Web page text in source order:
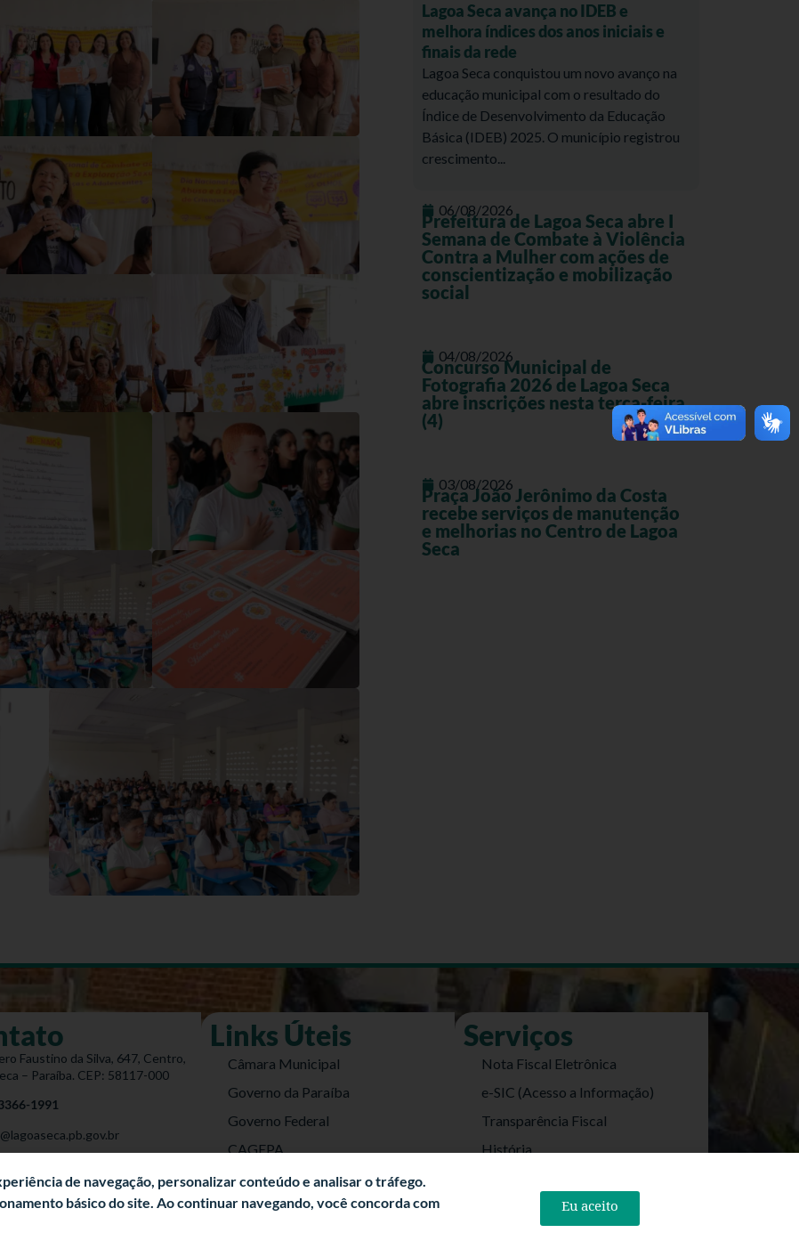
Lagoa Seca avança no IDEB e
melhora índices dos anos iniciais e
finais da rede
Lagoa Seca conquistou um novo avanço na
educação municipal com o resultado do
Índice de Desenvolvimento da Educação
Básica (IDEB) 2025. O município registrou
crescimento...
06/08/2026
Prefeitura de Lagoa Seca abre I
Semana de Combate à Violência
Contra a Mulher com ações de
conscientização e mobilização
social
04/08/2026
Concurso Municipal de
Fotografia 2026 de Lagoa Seca
abre inscrições nesta terça-feira
(4)
03/08/2026
Praça João Jerônimo da Costa
recebe serviços de manutenção
e melhorias no Centro de Lagoa
Seca
Faustino da Silva, 647, Centro,
– Paraíba. CEP: 58117-000
1991
Links Úteis
Câmara Municipal
Governo da Paraíba
Governo Federal
CAGEPA
DETRAN
Energisa
Serviços
Nota Fiscal Eletrônica
e-SIC (Acesso a Informação)
Transparência Fiscal
História
Politica de Privacidade
de navegação, personalizar conteúdo e analisar o tráfego.
básico do site. Ao continuar navegando, você concorda com
Eu aceito